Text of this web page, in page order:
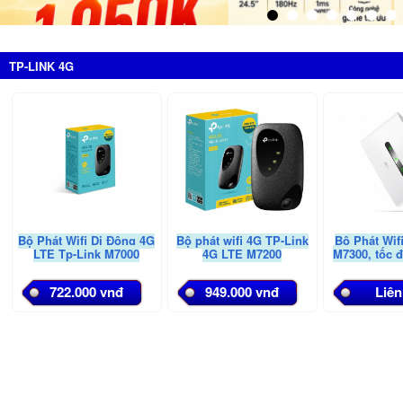
TP-LINK 4G
Bộ Phát Wifi Di Động 4G
LTE Tp-Link M7000
722.000 vnđ
Bộ phát wifi 4G TP-Link
4G LTE M7200
949.000 vnđ
Bộ Phát
M7300, tốc